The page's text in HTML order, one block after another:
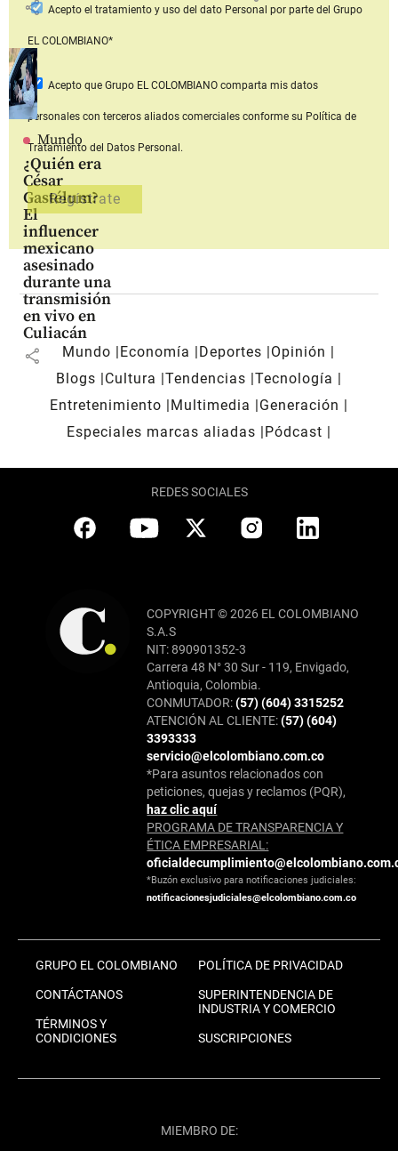
share
Mundo
¿Quién era
César
Gastélum?
El
influencer
mexicano
asesinado
durante una
transmisión
en vivo en
Culiacán
share
Acepto el tratamiento y uso del dato Personal por parte del Grupo
EL COLOMBIANO*
Acepto que Grupo EL COLOMBIANOcomparta mis datos
personales con terceros aliados comerciales conforme su Política de
Tratamiento del Datos Personal.
Mundo Economía Deportes
Opinión
Blogs
Cultura Tendencias Tecnología
Entretenimiento
Multimedia
Generación
Especiales marcas aliadas
Pódcast
REDES SOCIALES
COPYRIGHT © 2026 EL COLOMBIANO
S.A.S
NIT: 890901352-3
Carrera 48 N° 30 Sur - 119, Envigado,
Antioquia, Colombia.
CONMUTADOR:(57) (604) 3315252
ATENCIÓN AL CLIENTE:(57) (604)
3393333
servicio@elcolombiano.com.co
*Para asuntos relacionados con
peticiones, quejas y reclamos (PQR),
haz clic aquí
PROGRAMA DE TRANSPARENCIA Y
ÉTICA EMPRESARIAL:
*Buzón exclusivo para notificaciones judiciales:
notificacionesjudiciales@elcolombiano.com.co
GRUPO EL COLOMBIANO
CONTÁCTANOS
TÉRMINOS Y
CONDICIONES
POLÍTICA DE PRIVACIDAD
SUPERINTENDENCIA DE
INDUSTRIA Y COMERCIO
SUSCRIPCIONES
MIEMBRO DE: